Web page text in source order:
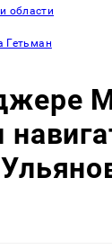
области
Гетьман